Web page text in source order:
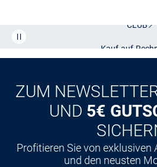
CLUB
Kauf auf
ZUM
UND 5€
Profitieren Sie von exklusiven
und den neusten